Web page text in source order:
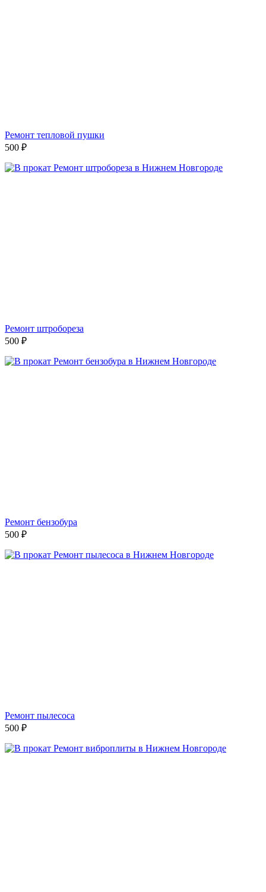
Ремонт тепловой пушки
500 ₽
Ремонт штробореза
500 ₽
Ремонт бензобура
500 ₽
Ремонт пылесоса
500 ₽